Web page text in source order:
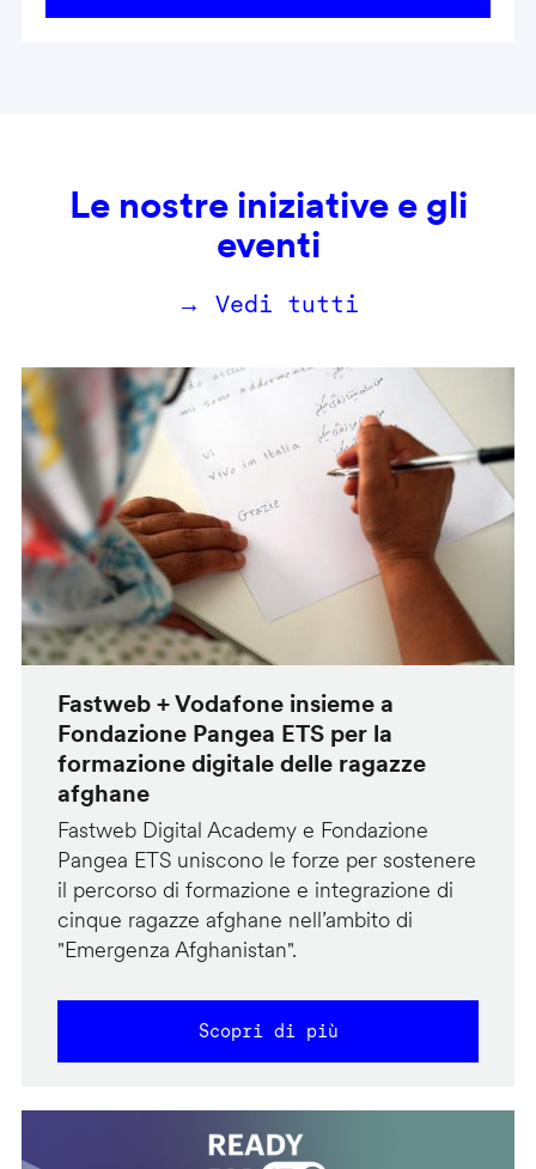
Le nostre iniziative e gli
eventi
→ Vedi tutti
Fastweb + Vodafone insieme a
Fondazione Pangea ETS per la
formazione digitale delle ragazze
afghane
Fastweb Digital Academy e Fondazione
Pangea ETS uniscono le forze per sostenere
il percorso di formazione e integrazione di
cinque ragazze afghane nell’ambito di
"Emergenza Afghanistan".
Scopri di più